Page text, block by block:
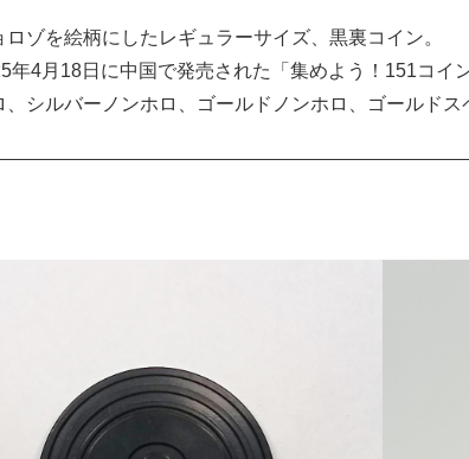
ロゾを絵柄にしたレギュラーサイズ、黒裏コイン。
年4月18日に中国で発売された「集めよう！151コイ
、シルバーノンホロ、ゴールドノンホロ、ゴールドス